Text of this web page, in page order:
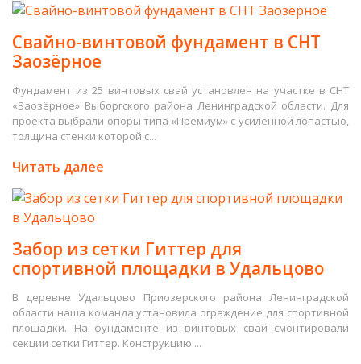
Свайно-винтовой фундамент в СНТ
Заозёрное
Фундамент из 25 винтовых свай установлен на участке в СНТ
«Заозёрное» Выборгского района Ленинградской области. Для
проекта выбрали опоры типа «Премиум» с усиленной лопастью,
толщина стенки которой с...
Читать далее
Забор из сетки Гиттер для
спортивной площадки в Удальцово
В деревне Удальцово Приозерского района Ленинградской
области наша команда установила ограждение для спортивной
площадки. На фундаменте из винтовых свай смонтировали
секции сетки Гиттер. Конструкцию ...